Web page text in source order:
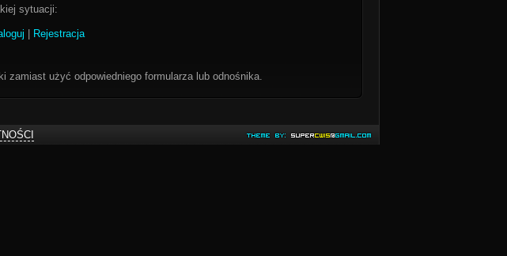
sytuacji:
Rejestracja
zamiast użyć odpowiedniego formularza lub odnośnika.